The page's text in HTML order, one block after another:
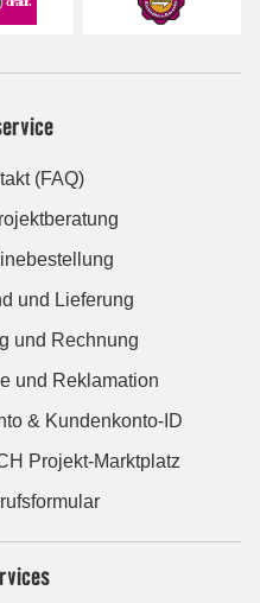
(FAQ)
und Lieferung
und Rechnung
und Reklamation
& Kundenkonto-ID
Projekt-Marktplatz